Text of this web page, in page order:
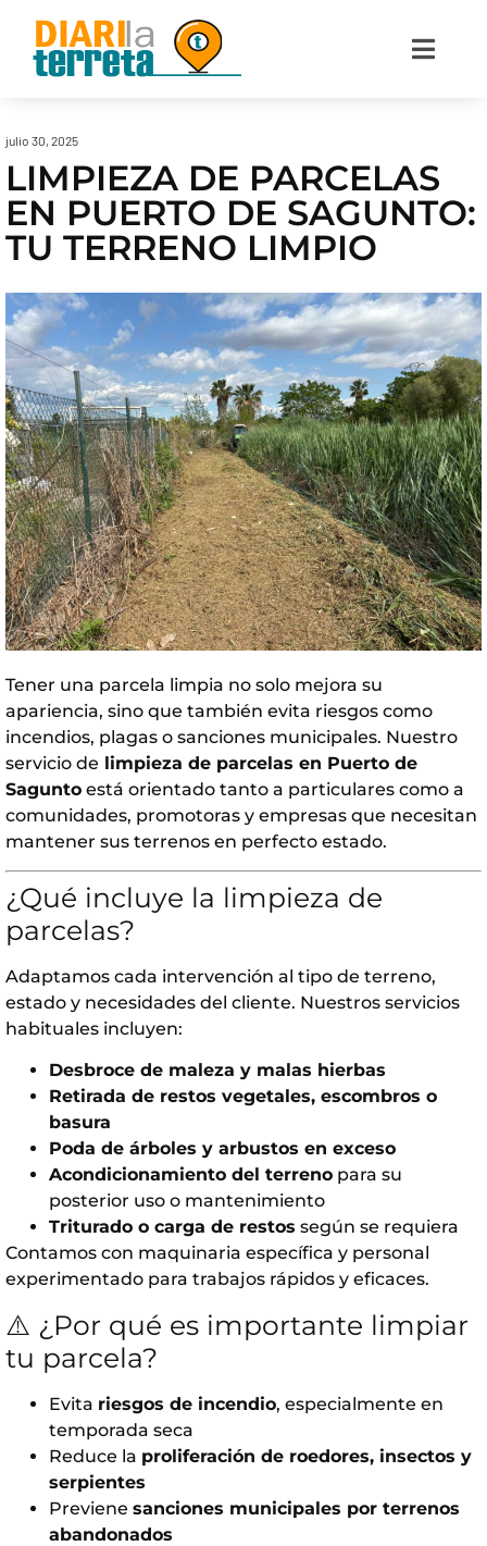
julio 30, 2025
LIMPIEZA DE PARCELAS
EN PUERTO DE SAGUNTO:
TU TERRENO LIMPIO
Tener una parcela limpia no solo mejora su
apariencia, sino que también evita riesgos como
incendios, plagas o sanciones municipales. Nuestro
servicio de limpieza de parcelas en Puerto de
Sagunto está orientado tanto a particulares como a
comunidades, promotoras y empresas que necesitan
mantener sus terrenos en perfecto estado.
¿Qué incluye la limpieza de
parcelas?
Adaptamos cada intervención al tipo de terreno,
estado y necesidades del cliente. Nuestros servicios
habituales incluyen:
Desbroce de maleza y malas hierbas
Retirada de restos vegetales, escombros o
basura
Poda de árboles y arbustos en exceso
Acondicionamiento del terreno para su
posterior uso o mantenimiento
Triturado o carga de restos según se requiera
Contamos con maquinaria específica y personal
experimentado para trabajos rápidos y eficaces.
⚠️ ¿Por qué es importante limpiar
tu parcela?
Evita riesgos de incendio, especialmente en
temporada seca
Reduce la proliferación de roedores, insectos y
serpientes
Previene sanciones municipales por terrenos
abandonados